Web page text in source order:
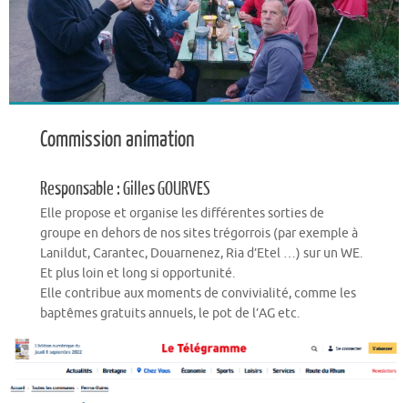
Commission animation
Responsable : Gilles GOURVES
Elle propose et organise les différentes sorties de
groupe en dehors de nos sites trégorrois (par exemple à
Lanildut, Carantec, Douarnenez, Ria d’Etel …) sur un WE.
Et plus loin et long si opportunité.
Elle contribue aux moments de convivialité, comme les
baptêmes gratuits annuels, le pot de l’AG etc.